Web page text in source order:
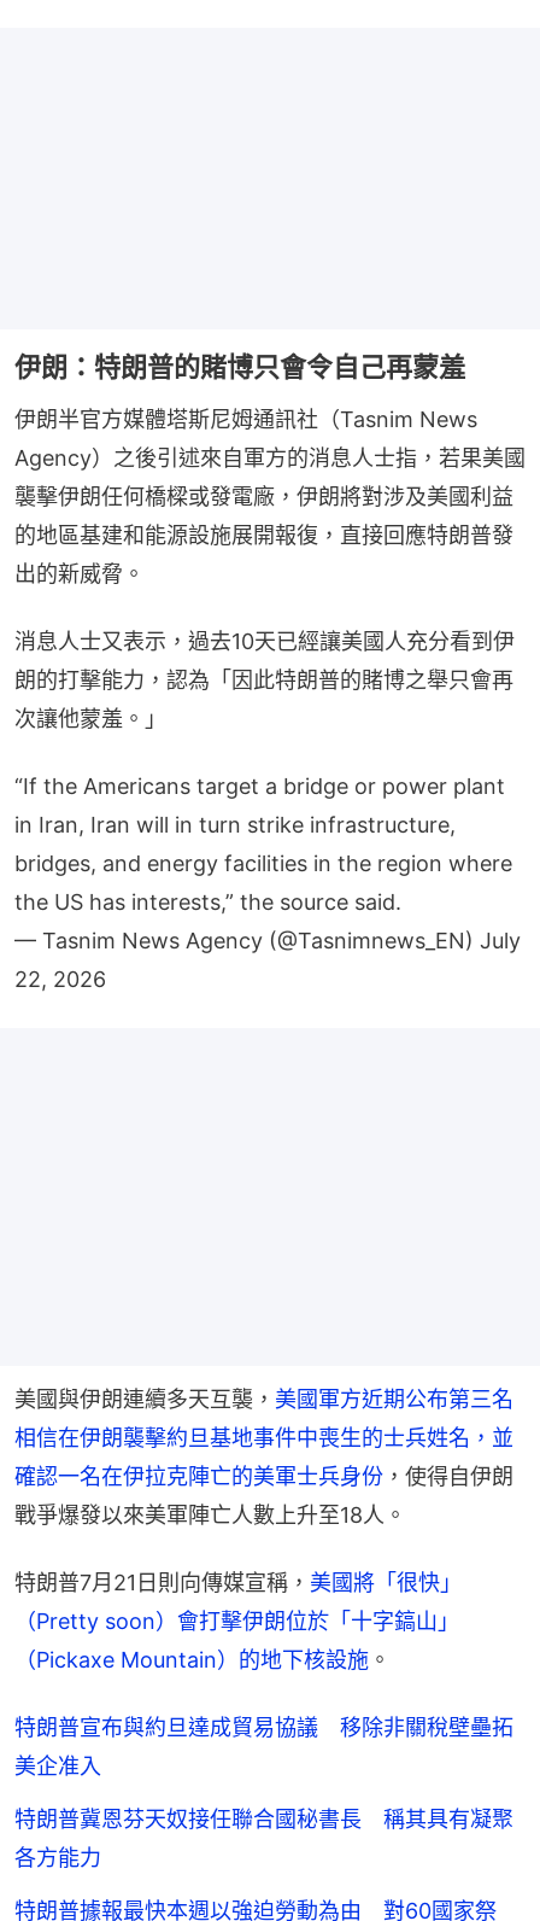
伊朗：特朗普的賭博只會令自己再蒙羞
伊朗半官方媒體塔斯尼姆通訊社（Tasnim News
Agency）之後引述來自軍方的消息人士指，若果美國
襲擊伊朗任何橋樑或發電廠，伊朗將對涉及美國利益
的地區基建和能源設施展開報復，直接回應特朗普發
出的新威脅。
消息人士又表示，過去10天已經讓美國人充分看到伊
朗的打擊能力，認為「因此特朗普的賭博之舉只會再
次讓他蒙羞。」
“If the Americans target a bridge or power plant
in Iran, Iran will in turn strike infrastructure,
bridges, and energy facilities in the region where
the US has interests,” the source said.
— Tasnim News Agency (@Tasnimnews_EN) July
22, 2026
美國與伊朗連續多天互襲， 美國軍方近期公布第三名
相信在伊朗襲擊約旦基地事件中喪生的士兵姓名，並
確認一名在伊拉克陣亡的美軍士兵身份 ，使得自伊朗
戰爭爆發以來美軍陣亡人數上升至18人。
特朗普7月21日則向傳媒宣稱， 美國將「很快」
（Pretty soon）會打擊伊朗位於「十字鎬山」
（Pickaxe Mountain）的地下核設施 。
特朗普宣布與約旦達成貿易協議 移除非關稅壁壘拓
美企准入
特朗普冀恩芬天奴接任聯合國秘書長 稱其具有凝聚
各方能力
特朗普據報最快本週以強迫勞動為由 對60國家祭